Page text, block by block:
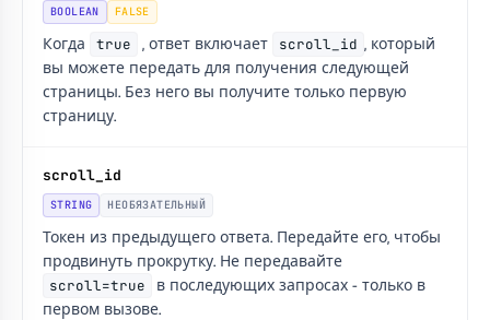
BOOLEAN FALSE
Когда true , ответ включает scroll_id , который
вы можете передать для получения следующей
страницы. Без него вы получите только первую
страницу.
scroll_id
STRING НЕОБЯЗАТЕЛЬНЫЙ
Токен из предыдущего ответа. Передайте его, чтобы
продвинуть прокрутку. Не передавайте
scroll=true
в последующих запросах - только в
первом вызове.